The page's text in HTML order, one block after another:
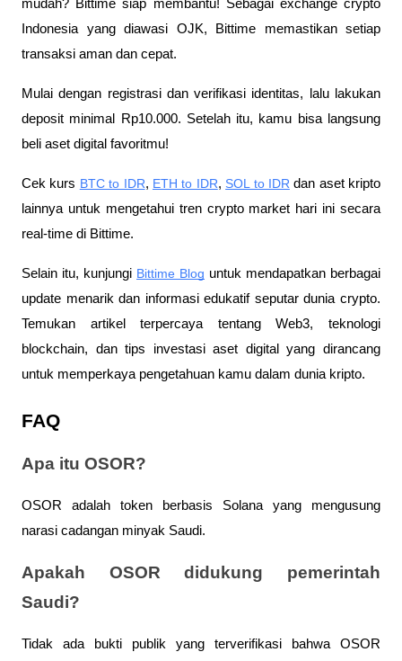
mudah? Bittime siap membantu! Sebagai exchange crypto
Indonesia yang diawasi OJK, Bittime memastikan setiap
transaksi aman dan cepat.
Mulai dengan registrasi dan verifikasi identitas, lalu lakukan
deposit minimal Rp10.000. Setelah itu, kamu bisa langsung
beli aset digital favoritmu!
Cek kurs BTC to IDR, ETH to IDR, SOL to IDR dan aset kripto
lainnya untuk mengetahui tren crypto market hari ini secara
real-time di Bittime.
Selain itu, kunjungi Bittime Blog untuk mendapatkan berbagai
update menarik dan informasi edukatif seputar dunia crypto.
Temukan artikel terpercaya tentang Web3, teknologi
blockchain, dan tips investasi aset digital yang dirancang
untuk memperkaya pengetahuan kamu dalam dunia kripto.
FAQ
Apa itu OSOR?
OSOR adalah token berbasis Solana yang mengusung
narasi cadangan minyak Saudi.
Apakah OSOR didukung pemerintah
Saudi?
Tidak ada bukti publik yang terverifikasi bahwa OSOR